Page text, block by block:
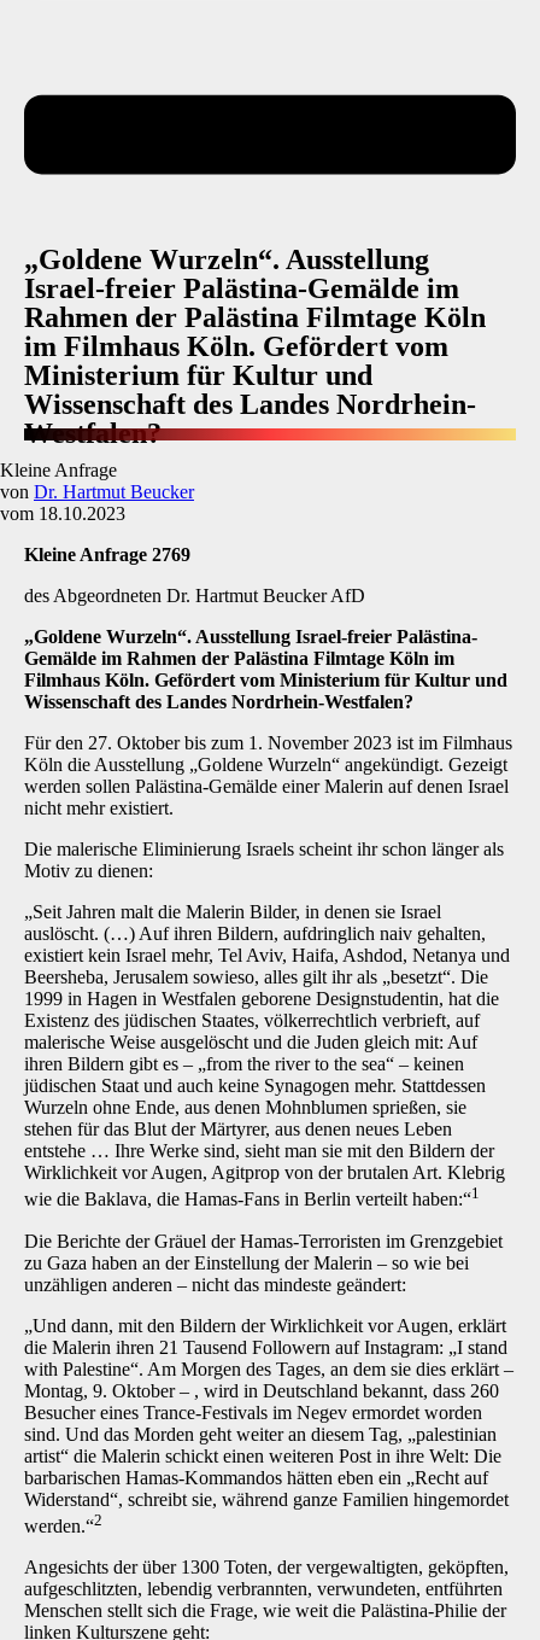
„Goldene Wurzeln“. Ausstellung
Israel-freier Palästina-Gemälde im
Rahmen der Palästina Filmtage Köln
im Filmhaus Köln. Gefördert vom
Ministerium für Kultur und
Wissenschaft des Landes Nordrhein-
Westfalen?
Kleine Anfrage
von Dr. Hartmut Beucker
vom 18.10.2023
Kleine Anfrage 2769
des Abgeordneten Dr. Hartmut Beucker AfD
„Goldene Wurzeln“. Ausstellung Israel-freier Palästina-
Gemälde im Rahmen der Palästina Filmtage Köln im
Filmhaus Köln. Gefördert vom Ministerium für Kultur und
Wissenschaft des Landes Nordrhein-Westfalen?
Für den 27. Oktober bis zum 1. November 2023 ist im Filmhaus
Köln die Ausstellung „Goldene Wurzeln“ angekündigt. Gezeigt
werden sollen Palästina-Gemälde einer Malerin auf denen Israel
nicht mehr existiert.
Die malerische Eliminierung Israels scheint ihr schon länger als
Motiv zu dienen:
„Seit Jahren malt die Malerin Bilder, in denen sie Israel
auslöscht. (…) Auf ihren Bildern, aufdringlich naiv gehalten,
existiert kein Israel mehr, Tel Aviv, Haifa, Ashdod, Netanya und
Beersheba, Jerusalem sowieso, alles gilt ihr als „besetzt“. Die
1999 in Hagen in Westfalen geborene Designstudentin, hat die
Existenz des jüdischen Staates, völkerrechtlich verbrieft, auf
malerische Weise ausgelöscht und die Juden gleich mit: Auf
ihren Bildern gibt es – „from the river to the sea“ – keinen
jüdischen Staat und auch keine Synagogen mehr. Stattdessen
Wurzeln ohne Ende, aus denen Mohnblumen sprießen, sie
stehen für das Blut der Märtyrer, aus denen neues Leben
entstehe … Ihre Werke sind, sieht man sie mit den Bildern der
Wirklichkeit vor Augen, Agitprop von der brutalen Art. Klebrig
wie die Baklava, die Hamas-Fans in Berlin verteilt haben:“1
Die Berichte der Gräuel der Hamas-Terroristen im Grenzgebiet
zu Gaza haben an der Einstellung der Malerin – so wie bei
unzähligen anderen – nicht das mindeste geändert:
„Und dann, mit den Bildern der Wirklichkeit vor Augen, erklärt
die Malerin ihren 21 Tausend Followern auf Instagram: „I stand
with Palestine“. Am Morgen des Tages, an dem sie dies erklärt –
Montag, 9. Oktober – , wird in Deutschland bekannt, dass 260
Besucher eines Trance-Festivals im Negev ermordet worden
sind. Und das Morden geht weiter an diesem Tag, „palestinian
artist“ die Malerin schickt einen weiteren Post in ihre Welt: Die
barbarischen Hamas-Kommandos hätten eben ein „Recht auf
Widerstand“, schreibt sie, während ganze Familien hingemordet
werden.“2
Angesichts der über 1300 Toten, der vergewaltigten, geköpften,
aufgeschlitzten, lebendig verbrannten, verwundeten, entführten
Menschen stellt sich die Frage, wie weit die Palästina-Philie der
linken Kulturszene geht: